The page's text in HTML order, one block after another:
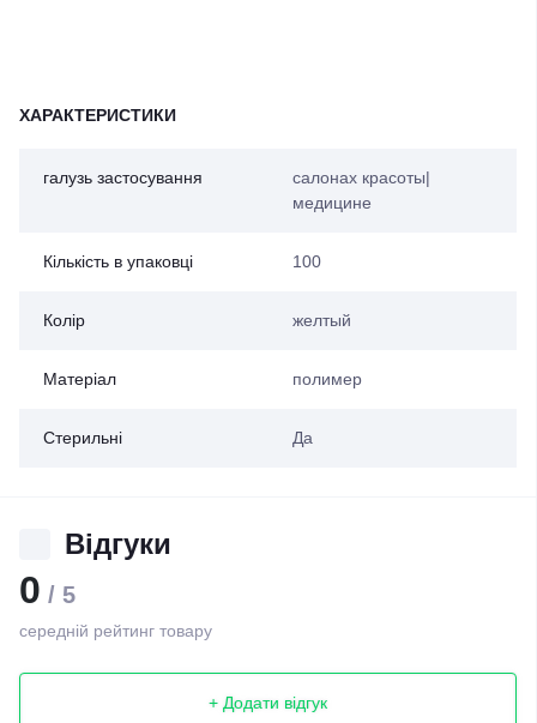
ХАРАКТЕРИСТИКИ
галузь застосування
салонах красоты|
медицине
Кількість в упаковці 100
Колір желтый
Матеріал полимер
Стерильні Да
Відгуки
0 / 5
середній рейтинг товару
+ Додати відгук